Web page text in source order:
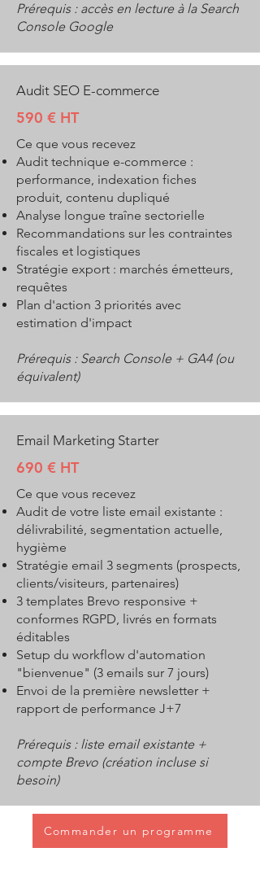
Prérequis : accès en lecture à la Search
Console Google
Audit SEO E-commerce
590 € HT
Ce que vous recevez
Audit technique e-commerce :
performance, indexation fiches
produit, contenu dupliqué
Analyse longue traîne sectorielle
Recommandations sur les contraintes
fiscales et logistiques
Stratégie export : marchés émetteurs,
requêtes
Plan d'action 3 priorités avec
estimation d'impact
Prérequis : Search Console + GA4 (ou
équivalent)
Email Marketing Starter
690 € HT
Ce que vous recevez
Audit de votre liste email existante :
délivrabilité, segmentation actuelle,
hygième
Stratégie email 3 segments (prospects,
clients/visiteurs, partenaires)
3 templates Brevo responsive +
conformes RGPD, livrés en formats
éditables
Setup du workflow d'automation
"bienvenue" (3 emails sur 7 jours)
Envoi de la première newsletter +
rapport de performance J+7
Prérequis : liste email existante +
compte Brevo (création incluse si
besoin)
Commander un programme